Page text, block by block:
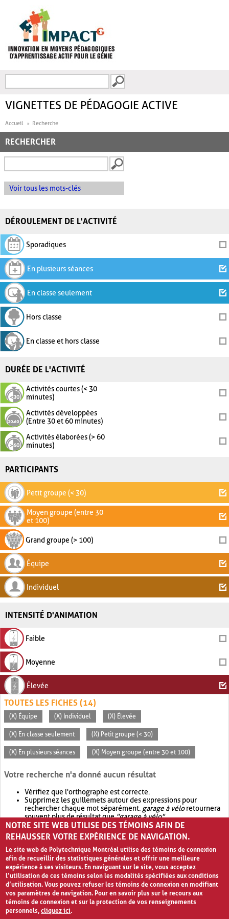
FORMULAIRE DE
VIGNETTES DE PÉDAGOGIE ACTIVE
Accueil Recherche
RECHERCHER
Voir tous les mots-clés
DÉROULEMENT DE L'ACTIVITÉ
Sporadiques
En plusieurs séances
En classe seulement
Hors classe
En classe et hors classe
DURÉE DE L'ACTIVITÉ
Activités courtes (< 30
minutes)
Activités développées
(Entre 30 et 60 minutes)
Activités élaborées (> 60
minutes)
PARTICIPANTS
Petit groupe (< 30)
Moyen groupe (entre 30
et 100)
Grand groupe (> 100)
Équipe
Individuel
INTENSITÉ D'ANIMATION
Faible
Moyenne
Élevée
TOUTES LES FICHES (14)
(X) Équipe (X) Individuel (X) Élevée
(X) En classe seulement (X) Petit groupe (< 30)
(X) En plusieurs séances (X) Moyen groupe (entre 30 et 100)
Votre recherche n'a donné aucun résultat
Vérifiez que l'orthographe est correcte.
Supprimez les guillemets autour des expressions pour
rechercher chaque mot séparément. garage à véloretournera
souvent plus de résultat que"garage à vélo".
Envisagez d'élargir votre recherche avec OR.garage OR vélo
retournera souvent plus de résultat quegarage à vélo
NOTRE SITE WEB UTILISE DES TÉMOINS AFIN DE
REHAUSSER VOTRE EXPÉRIENCE DE NAVIGATION.
Le site web de Polytechnique Montréal utilise des témoins de connexion
afin de recueillir des statistiques générales et offrir une meilleure
expérience à ses visiteurs. En naviguant sur le site, vous acceptez
l’utilisation de ces témoins selon les modalités spécifiées aux conditions
d’utilisation. Vous pouvez refuser les témoins de connexion en modifiant
vos paramètres de navigation. Pour en savoir plus sur le recours aux
témoins de connexion et sur la protection de vos renseignements
personnels,cliquez ici.